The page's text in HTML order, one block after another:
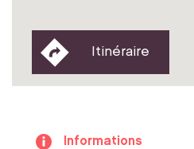
Itinéraire
Informations